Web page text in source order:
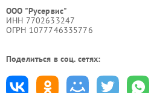
ООО "Русервис"
ИНН 7702633247
ОГРН 1077746335776
Поделиться в соц. сетях: